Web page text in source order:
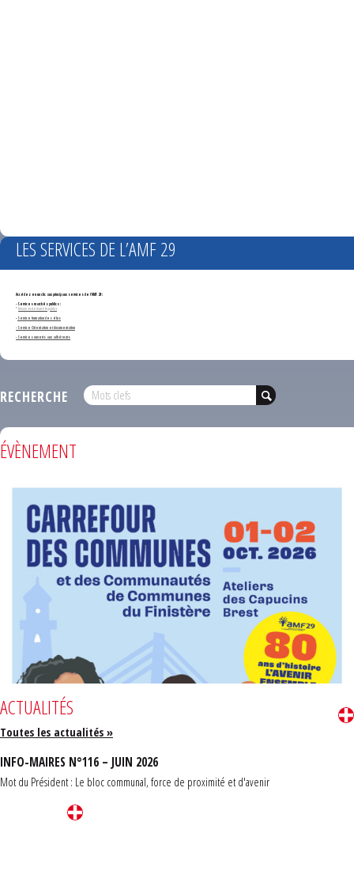
LES SERVICES DE L’AMF 29
Accédez en un clic aux principaux services de l'AMF 29 :
- Services marchés publics :
*Annonces de marchés publics
-Service formation des élus
- Service Orientation et documentation
- Services ouverts aux adhérents
RECHERCHE
ÉVÈNEMENT
ACTUALITÉS
Toutes les actualités »
INFO-MAIRES N°116 – JUIN 2026
Mot du Président : Le bloc communal, force de proximité et d'avenir